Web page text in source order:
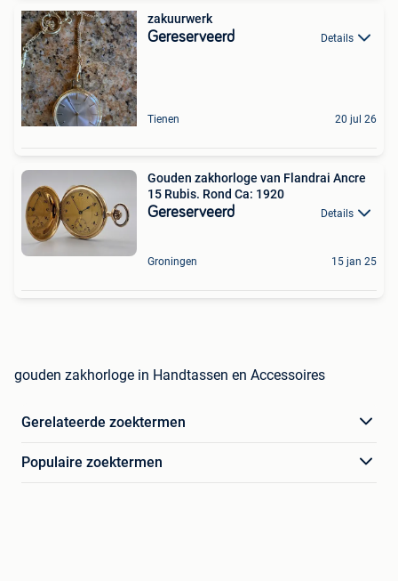
zakuurwerk
Gereserveerd Details
Tienen 20 jul 26
Gouden zakhorloge van Flandrai Ancre
15 Rubis. Rond Ca: 1920
Gereserveerd Details
Groningen 15 jan 25
gouden zakhorloge in Handtassen en Accessoires
Gerelateerde zoektermen
Populaire zoektermen